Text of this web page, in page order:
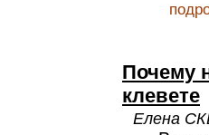
Почему
клевете
Елена